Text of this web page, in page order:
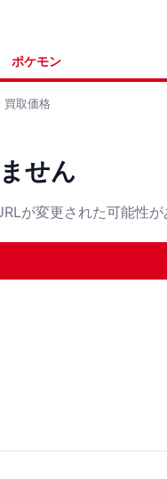
ポケモン
買取価格
せん
が変更された可能性が